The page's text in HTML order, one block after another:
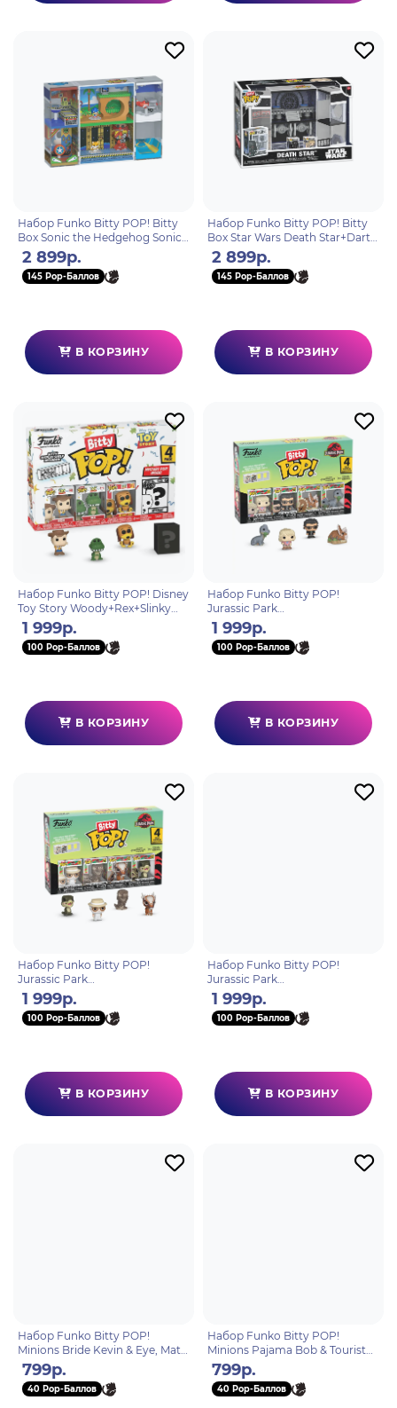
Набор Funko Bitty POP! Bitty
Box Sonic the Hedgehog Sonic
2 Diorama Set+Sonic+Tails
93563
2 899р.
145 Pop-Баллов
В КОРЗИНУ
Набор Funko Bitty POP! Bitty
Box Star Wars Death Star+Darth
Vader+Luke Skywalker 93561
2 899р.
145 Pop-Баллов
В КОРЗИНУ
Набор Funko Bitty POP! Disney
Toy Story Woody+Rex+Slinky
Dog+Mystery (1 of 4) 4шт 73042
1 999р.
100 Pop-Баллов
В КОРЗИНУ
Набор Funko Bitty POP!
Jurassic Park
Ellie+Ian+Triceratops+Brachiosa
urus (1 of 4) 4шт 92953
1 999р.
100 Pop-Баллов
В КОРЗИНУ
Набор Funko Bitty POP!
Jurassic Park
John+Tyrannosaurus+Stygimol
och+Velociraptor (1 of 4) 4шт
92954
1 999р.
100 Pop-Баллов
В КОРЗИНУ
Набор Funko Bitty POP!
Jurassic Park
Mr.DNA+Dilophosaurus+Dennis
+Dilophosaurus (1 of 4) 4шт
92955
1 999р.
100 Pop-Баллов
В КОРЗИНУ
Набор Funko Bitty POP!
Minions Bride Kevin & Eye, Matie
2шт 94224
799р.
40 Pop-Баллов
Набор Funko Bitty POP!
Minions Pajama Bob & Tourist
Dave 2шт 94223
799р.
40 Pop-Баллов